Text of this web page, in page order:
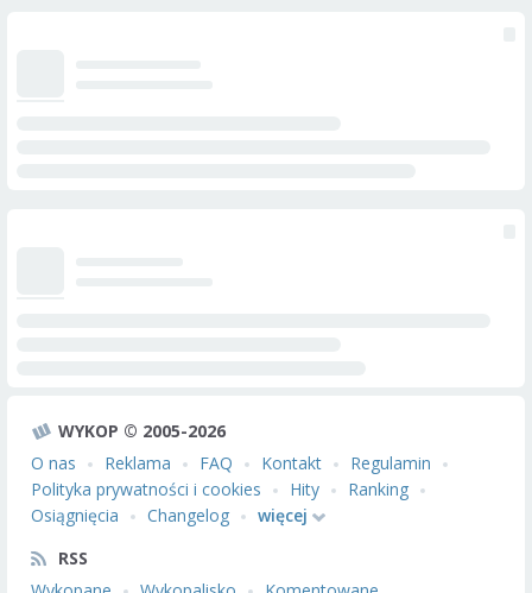
WYKOP © 2005-2026
O nas
Reklama FAQ Kontakt
Regulamin
Polityka prywatności i cookies
Hity
Ranking
Osiągnięcia
Changelog
więcej
RSS